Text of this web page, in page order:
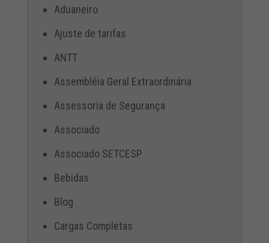
Aduaneiro
Ajuste de tarifas
ANTT
Assembléia Geral Extraordinária
Assessoria de Segurança
Associado
Associado SETCESP
Bebidas
Blog
Cargas Completas